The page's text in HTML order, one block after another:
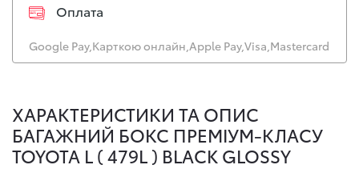
Оплата
Google Pay,Карткою онлайн,Apple Pay,Visa,Mastercard
ХАРАКТЕРИСТИКИ ТА ОПИС
БАГАЖНИЙ БОКС ПРЕМІУМ-КЛАСУ
TOYOTA L ( 479L ) BLACK GLOSSY